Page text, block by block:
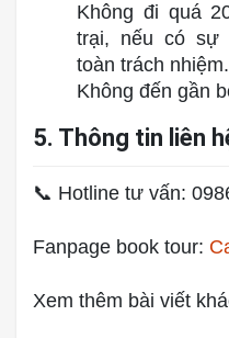
Không đi quá
trại, nếu có sự
toàn trách nhiệm.
Không đến gần
5. Thông tin liên
📞 Hotline tư vấn:
Fanpage book tour:
Xem thêm bài viết